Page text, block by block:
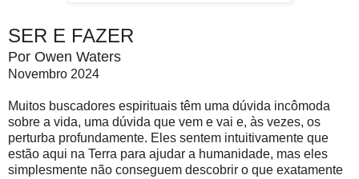
SER E FAZER
Por Owen Waters
Novembro 2024
Muitos buscadores espirituais têm uma dúvida incômoda
sobre a vida, uma dúvida que vem e vai e, às vezes, os
perturba profundamente. Eles sentem intuitivamente que
estão aqui na Terra para ajudar a humanidade, mas eles
simplesmente não conseguem descobrir o que exatamente